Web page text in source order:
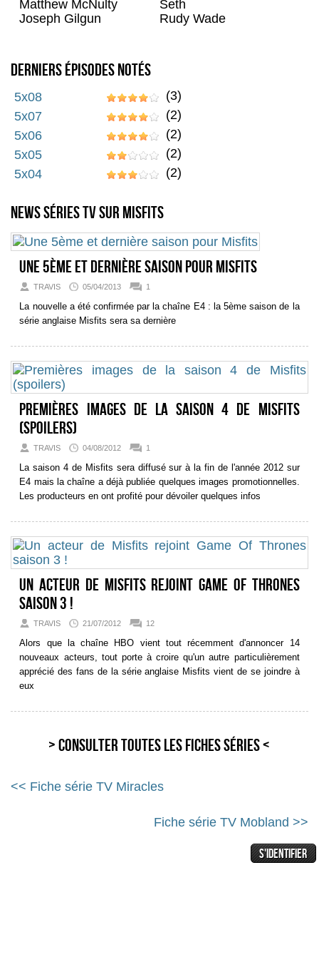
Matthew McNulty
Seth
Joseph Gilgun
Rudy Wade
Derniers épisodes notés
5x08
(3)
5x07
(2)
5x06
(2)
5x05
(2)
5x04
(2)
News séries TV sur Misfits
Une 5ème et dernière saison pour Misfits
TRAVIS 05/04/2013 1
La nouvelle a été confirmée par la chaîne E4 : la 5ème saison de la
série anglaise Misfits sera sa dernière
Premières images de la saison 4 de Misfits
(spoilers)
TRAVIS 04/08/2012 1
La saison 4 de Misfits sera diffusé sur à la fin de l'année 2012 sur
E4 mais la chaîne a déjà publiée quelques images promotionnelles.
Les producteurs en ont profité pour dévoiler quelques infos
Un acteur de Misfits rejoint Game Of Thrones
saison 3 !
TRAVIS 21/07/2012 12
Alors que la chaîne HBO vient tout récemment d'annoncer 14
nouveaux acteurs, tout porte à croire qu'un autre particulièrement
apprécié des fans de la série anglaise Misfits vient de se joindre à
eux
> Consulter toutes les fiches séries <
<< Fiche série TV Miracles
Fiche série TV Mobland >>